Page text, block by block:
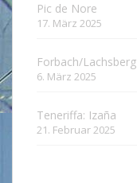
Pic de Nore
17. März 2025
Forbach/Lachsberg
6. März 2025
Teneriffa: Izaña
21. Februar 2025